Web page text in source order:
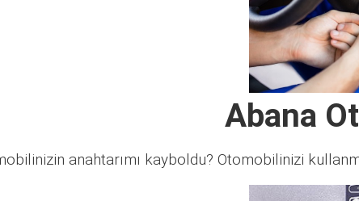
Abana
anahtarımı kayboldu? Otomobilinizi